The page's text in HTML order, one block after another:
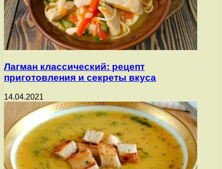
Лагман классический: рецепт
приготовления и секреты вкуса
14.04.2021